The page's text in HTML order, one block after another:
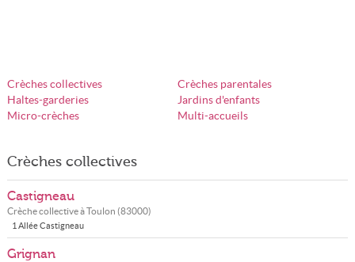
Crèches collectives
Crèches parentales
Haltes-garderies
Jardins d'enfants
Micro-crèches
Multi-accueils
Crèches collectives
Castigneau
Crèche collective àToulon (83000)
1 Allée Castigneau
Grignan